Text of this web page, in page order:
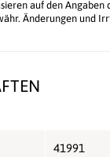
auf den Angaben
Änderungen und
41991